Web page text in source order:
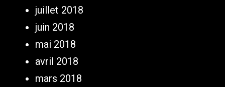
juillet 2018
juin 2018
mai 2018
avril 2018
mars 2018